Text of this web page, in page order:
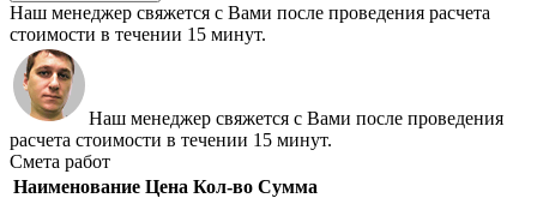
Наш менеджер свяжется с Вами после проведения расчета
стоимости в течении 15 минут.
Наш менеджер свяжется с Вами после проведения
расчета стоимости в течении 15 минут.
Смета работ
Наименование Цена Кол-во Сумма